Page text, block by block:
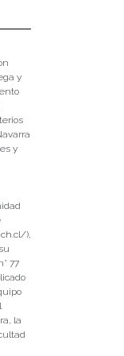
y
y
),
77
la